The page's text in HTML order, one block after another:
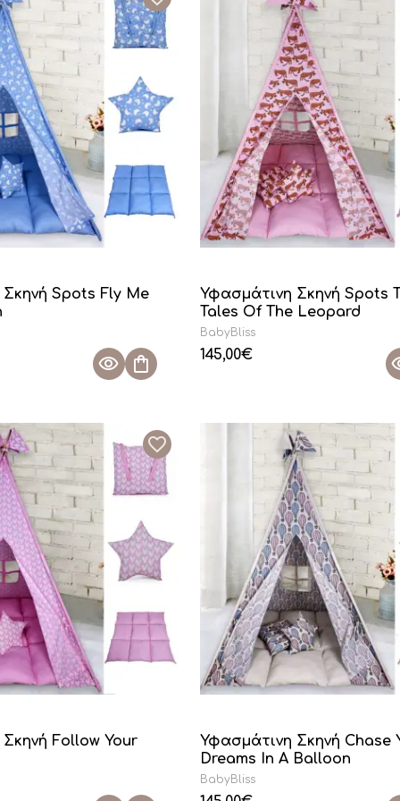
Spots Fly Me
Υφασμάτινη Σκηνή Spots
Tales Of The Leopard
BabyBliss
145,00€
Follow Your
Υφασμάτινη Σκηνή Chase
Dreams In A Balloon
BabyBliss